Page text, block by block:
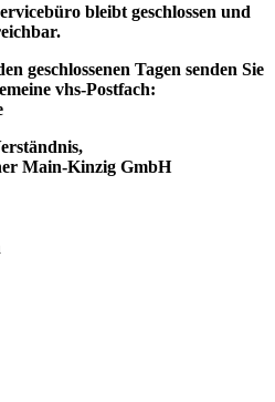
bleibt geschlossen und
geschlossenen Tagen senden Sie
vhs-Postfach:
Main-Kinzig GmbH